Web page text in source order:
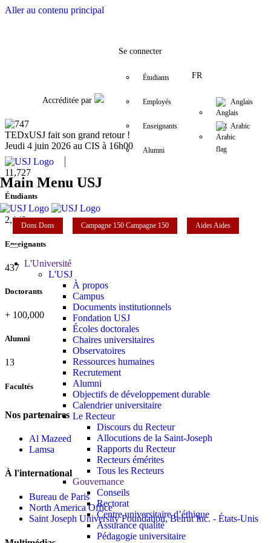
Aller au contenu principal
FacebookTwitter
Accréditée par
Se connecter
Étudiants
Employés
Enseignants
Alumni
FR
Anglais
Arabic
Main Menu USJ
Dons Dons Campagne 150 Campagne 150 AidesAides
L'Université
L'USJ
À propos
Campus
Documents institutionnels
Fondation USJ
Écoles doctorales
Chaires universitaires
Observatoires
Ressources humaines
Recrutement
Alumni
Objectifs de développement durable
Calendrier universitaire
Le Recteur
Discours du Recteur
Allocutions de la Saint-Joseph
Rapports du Recteur
Recteurs émérites
Tous les Recteurs
Gouvernance
Conseils
Rectorat
Centre universitaire d’éthique
Assurance qualité
Pédagogie universitaire
TEDxUSJ fait son grand retour !
Jeudi 4 juin 2026 au CIS à 16h00
11,727
Étudiants
2,142
Enseignants
437
Doctorants
+ 100,000
Alumni
13
Facultés
Nos partenaires
Al Mazeed
Lamsa
À l'international
Bureau de Paris
North America Office
Saint Joseph University Foundation, Beirut Inc. - États-Unis